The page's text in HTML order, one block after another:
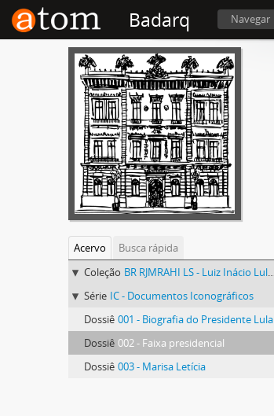
Badarq Navegar
Acervo
Busca rápida
Coleção BR RJMRAHI LS - Luiz Inácio Lula da Silva
Série IC - Documentos Iconográficos
Dossiê 001 - Biografia do Presidente Lula
Dossiê 002 - Faixa presidencial
Dossiê 003 - Marisa Letícia